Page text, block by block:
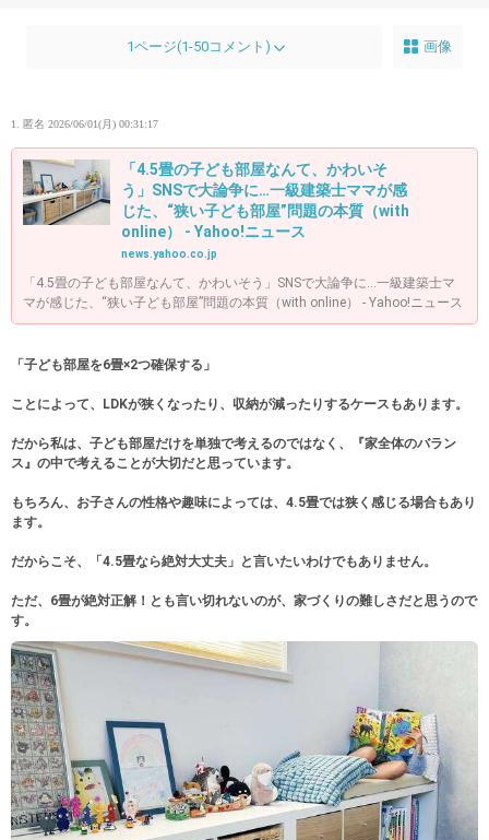
1ページ(1-50コメント) 画像
1. 匿名 2026/06/01(月) 00:31:17
「4.5畳の子ども部屋なんて、かわいそ
う」SNSで大論争に…一級建築士ママが感
じた、“狭い子ども部屋”問題の本質（with
online） - Yahoo!ニュース
news.yahoo.co.jp
「4.5畳の子ども部屋なんて、かわいそう」SNSで大論争に…一級建築士マ
マが感じた、“狭い子ども部屋”問題の本質（with online） - Yahoo!ニュース
「子ども部屋を6畳×2つ確保する」
ことによって、LDKが狭くなったり、収納が減ったりするケースもあります。
だから私は、子ども部屋だけを単独で考えるのではなく、『家全体のバラン
ス』の中で考えることが大切だと思っています。
もちろん、お子さんの性格や趣味によっては、4.5畳では狭く感じる場合もあり
ます。
だからこそ、「4.5畳なら絶対大丈夫」と言いたいわけでもありません。
ただ、6畳が絶対正解！とも言い切れないのが、家づくりの難しさだと思うので
す。